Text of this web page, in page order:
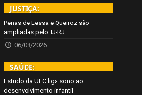
JUSTIÇA:
Penas de Lessa e Queiroz são
ampliadas pelo TJ-RJ
06/08/2026
SAÚDE:
Estudo da UFC liga sono ao
desenvolvimento infantil